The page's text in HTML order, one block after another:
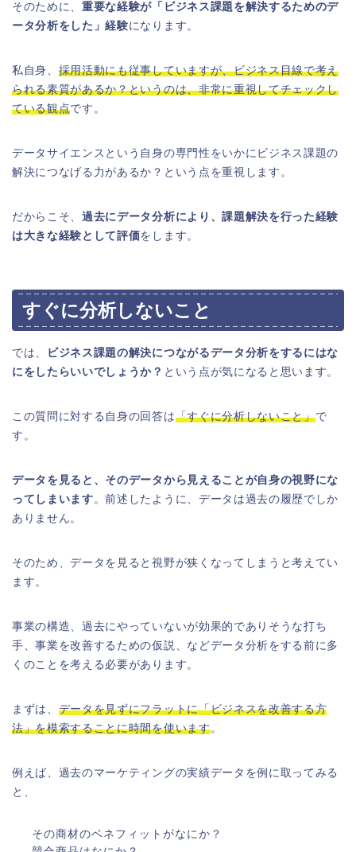
そのために、重要な経験が「ビジネス課題を解決するためのデ
ータ分析をした」経験になります。
私自身、 採用活動にも従事していますが、ビジネス目線で考え
られる素質があるか？というのは、非常に重視してチェックし
ている観点です。
データサイエンスという自身の専門性をいかにビジネス課題の
解決につなげる力があるか？という点を重視します。
だからこそ、過去にデータ分析により、課題解決を行った経験
は大きな経験として評価をします。
すぐに分析しないこと
では、
ビジネス課題の解決につながるデータ分析をするにはな
にをしたらいいでしょうか？ という点が気になると思います。
この質問に対する自身の回答は「すぐに分析しないこと」で
す。
データを見ると、そのデータから見えることが自身の視野にな
ってしまいます 。前述したように、データは過去の履歴でしか
ありません。
そのため、データを見ると視野が狭くなってしまうと考えてい
ます。
事業の構造、過去にやっていないが効果的でありそうな打ち
手、事業を改善するための仮説、などデータ分析をする前に多
くのことを考える必要があります。
まずは、 データを見ずにフラットに「ビジネスを改善する方
法」を模索することに時間を使います。
例えば、過去のマーケティングの実績データを例に取ってみる
と、
その商材のベネフィットがなにか？